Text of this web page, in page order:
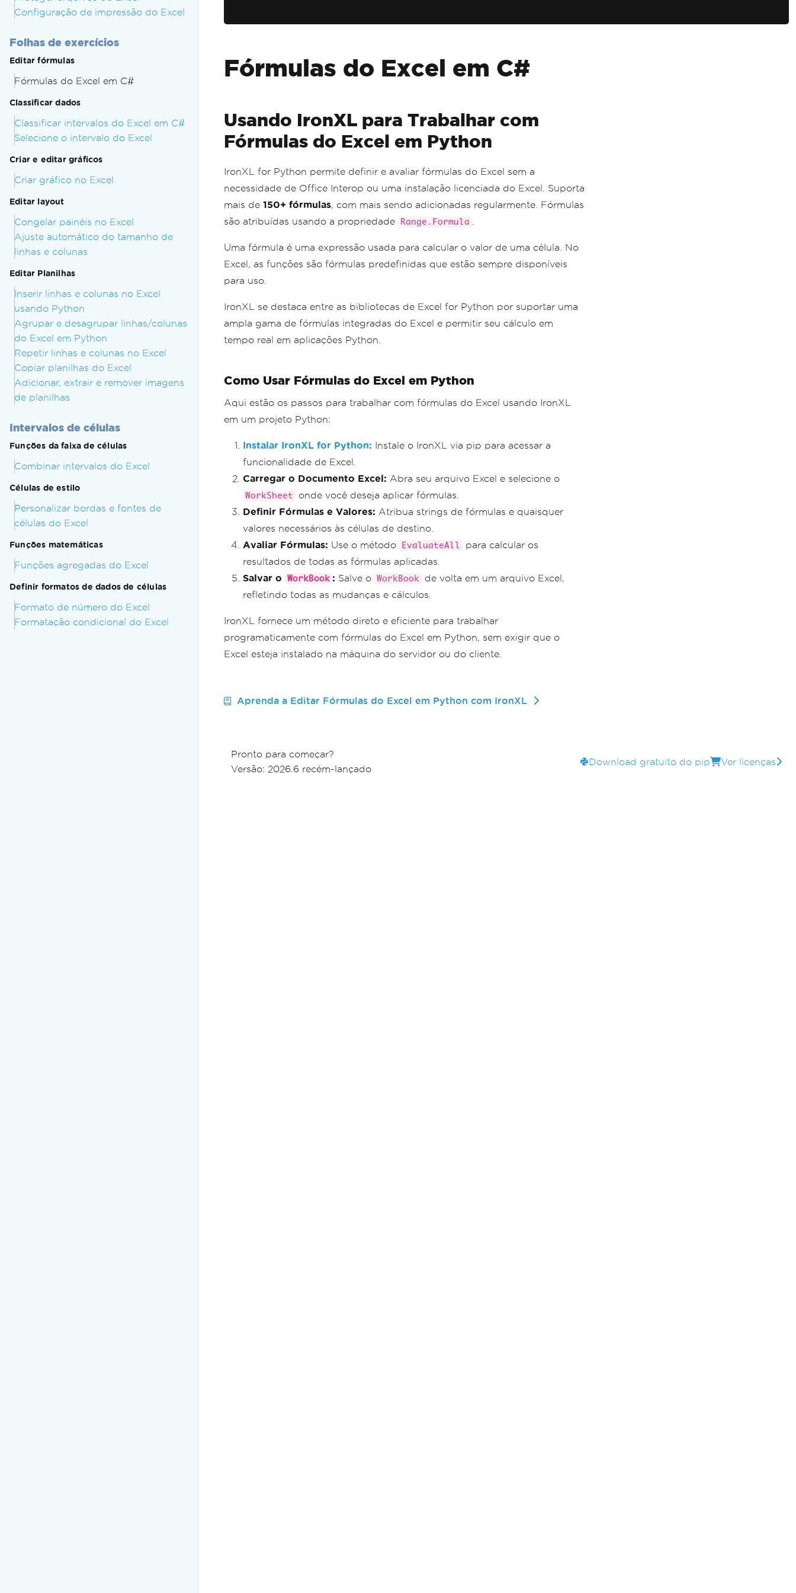
Configuração de impressão do Excel
Folhas de exercícios
Editar fórmulas
Fórmulas do Excel em C#
Classificar dados
Classificar intervalos do Excel em C#
Selecione o intervalo do Excel
Criar e editar gráficos
Criar gráfico no Excel
Editar layout
Congelar painéis no Excel
Ajuste automático do tamanho de
linhas e colunas
Editar Planilhas
Inserir linhas e colunas no Excel
usando Python
Agrupar e desagrupar linhas/colunas
do Excel em Python
Repetir linhas e colunas no Excel
Copiar planilhas do Excel
Adicionar, extrair e remover imagens
de planilhas
Intervalos de células
Funções da faixa de células
Combinar intervalos do Excel
Células de estilo
Personalizar bordas e fontes de
células do Excel
Funções matemáticas
Funções agregadas do Excel
Definir formatos de dados de células
Formato de número do Excel
Formatação condicional do Excel
Fórmulas do Excel em C#
Usando IronXL para Trabalhar com
Fórmulas do Excel em Python
IronXL for Python permite definir e avaliar fórmulas do Excel sem a
necessidade de Office Interop ou uma instalação licenciada do Excel. Suporta
mais de 150+ fórmulas, com mais sendo adicionadas regularmente. Fórmulas
são atribuídas usando a propriedade
Range.Formula
Uma fórmula é uma expressão usada para calcular o valor de uma célula. No
Excel, as funções são fórmulas predefinidas que estão sempre disponíveis
para uso.
IronXL se destaca entre as bibliotecas de Excel for Python por suportar uma
ampla gama de fórmulas integradas do Excel e permitir seu cálculo em
tempo real em aplicações Python.
Como Usar Fórmulas do Excel em Python
Aqui estão os passos para trabalhar com fórmulas do Excel usando IronXL
em um projeto Python:
Instalar IronXL for Python: Instale o IronXL via pip para acessar a
funcionalidade de Excel.
Carregar o Documento Excel: Abra seu arquivo Excel e selecione o
WorkSheet
onde você deseja aplicar fórmulas.
Definir Fórmulas e Valores: Atribua strings de fórmulas e quaisquer
valores necessários às células de destino.
Avaliar Fórmulas: Use o método EvaluateAll
para calcular os
resultados de todas as fórmulas aplicadas.
Salvar o
WorkBook : Salve o WorkBook
de volta em um arquivo Excel,
refletindo todas as mudanças e cálculos.
IronXL fornece um método direto e eficiente para trabalhar
programaticamente com fórmulas do Excel em Python, sem exigir que o
Excel esteja instalado na máquina do servidor ou do cliente.
Aprenda a Editar Fórmulas do Excel em Python com IronXL
Pronto para começar?
Versão: 2026.6 recém-lançado
Download gratuito do pip Ver licenças